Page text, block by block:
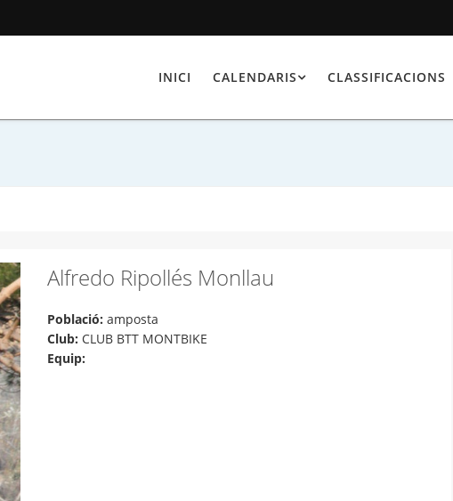
INICI CALENDARIS CLASSIFICACIONS
Alfredo Ripollés Monllau
Població: amposta
Club: CLUB BTT MONTBIKE
Equip: